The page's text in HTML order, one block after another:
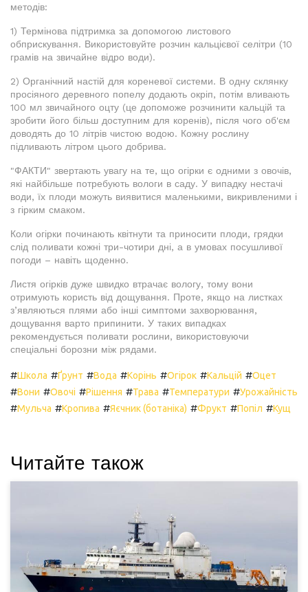
методів:
1) Термінова підтримка за допомогою листового
обприскування. Використовуйте розчин кальцієвої селітри (10
грамів на звичайне відро води).
2) Органічний настій для кореневої системи. В одну склянку
просіяного деревного попелу додають окріп, потім вливають
100 мл звичайного оцту (це допоможе розчинити кальцій та
зробити його більш доступним для коренів), після чого об'єм
доводять до 10 літрів чистою водою. Кожну рослину
підливають літром цього добрива.
"ФАКТИ" звертають увагу на те, що огірки є одними з овочів,
які найбільше потребують вологи в саду. У випадку нестачі
води, їх плоди можуть виявитися маленькими, викривленими і
з гірким смаком.
Коли огірки починають квітнути та приносити плоди, грядки
слід поливати кожні три-чотири дні, а в умовах посушливої
погоди – навіть щоденно.
Листя огірків дуже швидко втрачає вологу, тому вони
отримують користь від дощування. Проте, якщо на листках
з’являються плями або інші симптоми захворювання,
дощування варто припинити. У таких випадках
рекомендується поливати рослини, використовуючи
спеціальні борозни між рядами.
#Школа #Ґрунт #Вода #Корінь #Огірок #Кальцій #Оцет
#Вони #Овочі #Рішення #Трава #Температури #Урожайність
#Мульча #Кропива #Яєчник (ботаніка) #Фрукт #Попіл #Кущ
Читайте також